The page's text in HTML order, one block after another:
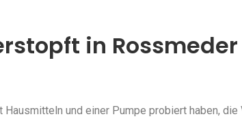
in Rossmeder
und einer Pumpe probiert haben,